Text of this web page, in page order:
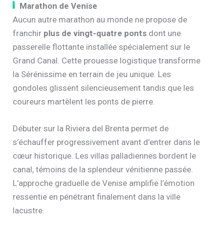
Marathon de Venise
Aucun autre marathon au monde ne propose de
franchir plus de vingt-quatre ponts dont une
passerelle flottante installée spécialement sur le
Grand Canal. Cette prouesse logistique transforme
la Sérénissime en terrain de jeu unique. Les
gondoles glissent silencieusement tandis que les
coureurs martèlent les ponts de pierre.
Débuter sur la Riviera del Brenta permet de
s’échauffer progressivement avant d’entrer dans le
cœur historique. Les villas palladiennes bordent le
canal, témoins de la splendeur vénitienne passée.
L’approche graduelle de Venise amplifie l’émotion
ressentie en pénétrant finalement dans la ville
lacustre.